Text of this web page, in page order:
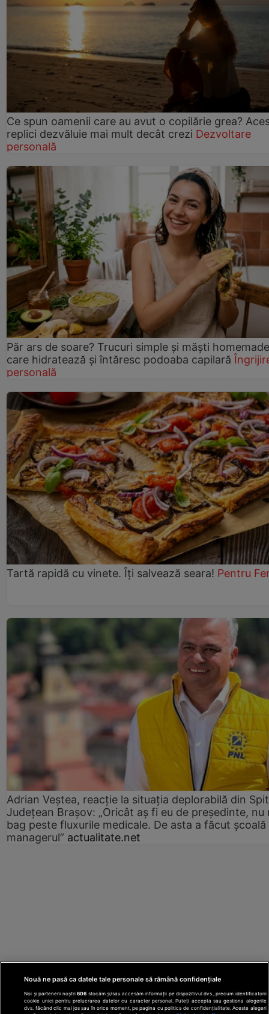
Ce spun oamenii care au avut o copilărie grea?
replici dezvăluie mai mult decât crezi Dezvoltare
personală
Păr ars de soare? Trucuri simple și măști homemade
care hidratează și întăresc podoaba capilară
personală
Tartă rapidă cu vinete. Îți salvează seara! Pentru
Adrian Veștea, reacție la situația deplorabilă din
Județean Brașov: „Oricât aș fi eu de președinte, nu
bag peste fluxurile medicale. De asta a făcut școală
managerul” actualitate.net
Nouă ne pasă ca datele tale personale să rămână confidențiale
Noi și partenerii noștri606 stocăm și/sau accesăm informații pe dispozitivul dvs., precum identificatorii
cookie unici pentru prelucrarea datelor cu caracter personal. Puteți accepta sau gestiona alegerile
dvs. făcând clic mai jos sau în orice moment, pe pagina cu politica de confidențialitate. Aceste alegeri